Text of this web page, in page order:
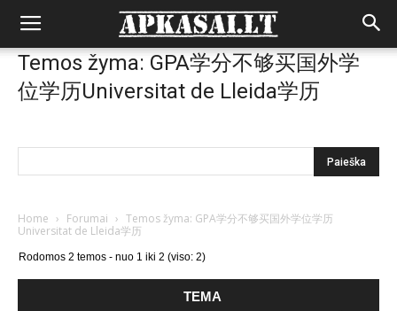
Temos žyma: GPA学分不够买国外学
位学历Universitat de Lleida学历
Home › Forumai › Temos žyma: GPA学分不够买国外学位学历
Universitat de Lleida学历
Rodomos 2 temos - nuo 1 iki 2 (viso: 2)
TEMA